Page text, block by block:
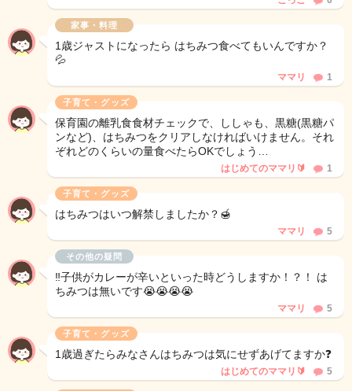
家事・料理
1歳ジャストになったら はちみつ食べてもいんですか？
💦
ママリ 1
子育て・グッズ
保育園の離乳食食材チェックで、ししゃも、黒糖(黒糖パ
ンなど)、はちみつをクリアしなければいけません。それ
ぞれどのくらいの量食べたらOKでしょう…
はじめてのママリ🔰 1
子育て・グッズ
はちみつはいつ解禁しましたか？🍯
ママリ 5
その他の疑問
‼️子供がカレーが辛いといった時どうしますか！？！ は
ちみつは無いです😭😭😭😭
ママリ 5
子育て・グッズ
1歳過ぎたらみなさんはちみつは気にせずあげてますか❓
はじめてのママリ🔰 5